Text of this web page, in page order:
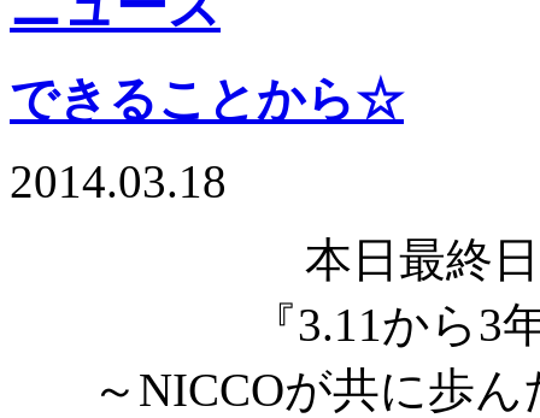
できることから☆
2014.03.18
本日最終
『3.11から3
～NICCOが共に歩